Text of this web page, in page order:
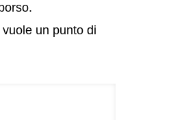
un punto di